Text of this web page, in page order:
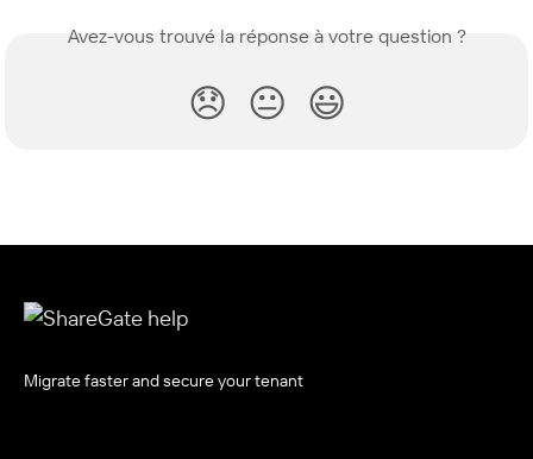
Avez-vous trouvé la réponse à votre question ?
😞 😐 😃
Migrate faster and secure your tenant